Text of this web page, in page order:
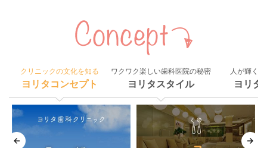
クリニックの文化を知る
ヨリタコンセプト
ワクワク楽しい歯科医院の秘密
ヨリタスタイル
人が輝く
ヨリタ